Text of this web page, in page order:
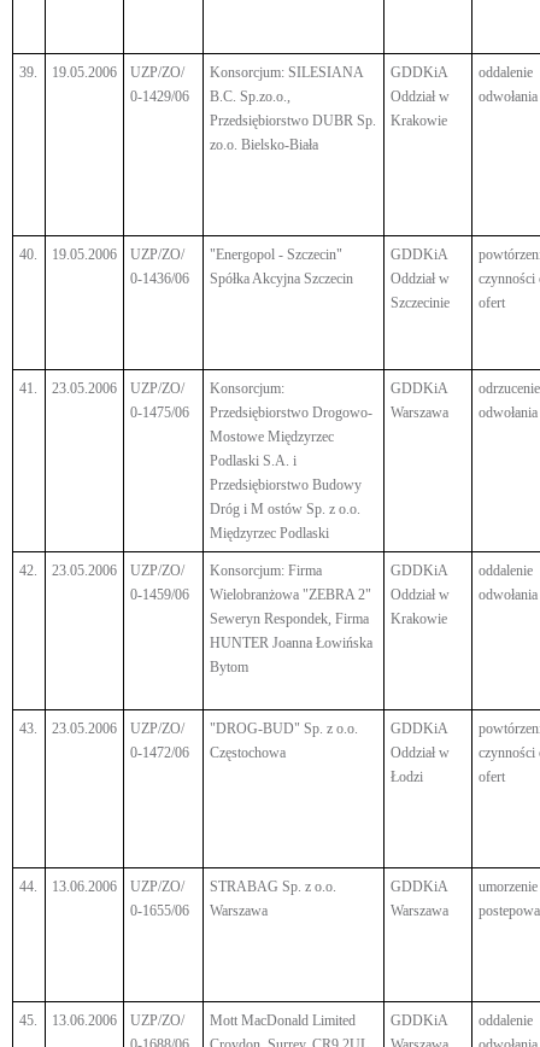
39. 19.05.2006
UZP/ZO/
0-1429/06
Konsorcjum: SILESIANA
B.C. Sp.zo.o.,
Przedsiębiorstwo DUBR Sp.
zo.o. Bielsko-Biała
GDDKiA
Oddział w
Krakowie
oddalenie
odwołania
40. 19.05.2006
UZP/ZO/
0-1436/06
"Energopol - Szczecin"
Spółka Akcyjna Szczecin
GDDKiA
Oddział w
Szczecinie
czynności
ofert
41. 23.05.2006
UZP/ZO/
0-1475/06
Konsorcjum:
Przedsiębiorstwo Drogowo-
Mostowe Międzyrzec
Podlaski S.A. i
Przedsiębiorstwo Budowy
Dróg i M ostów Sp. z o.o.
Międzyrzec Podlaski
GDDKiA
Warszawa
odrzucenie
odwołania
42. 23.05.2006
UZP/ZO/
0-1459/06
Konsorcjum: Firma
Wielobranżowa "ZEBRA 2"
Seweryn Respondek, Firma
HUNTER Joanna Łowińska
Bytom
GDDKiA
Oddział w
Krakowie
oddalenie
odwołania
43. 23.05.2006
UZP/ZO/
0-1472/06
"DROG-BUD" Sp. z o.o.
Częstochowa
GDDKiA
Oddział w
Łodzi
czynności
ofert
44. 13.06.2006
UZP/ZO/
0-1655/06
STRABAG Sp. z o.o.
Warszawa
GDDKiA
Warszawa
umorzenie
45. 13.06.2006
UZP/ZO/
Mott MacDonald Limited
GDDKiA
oddalenie